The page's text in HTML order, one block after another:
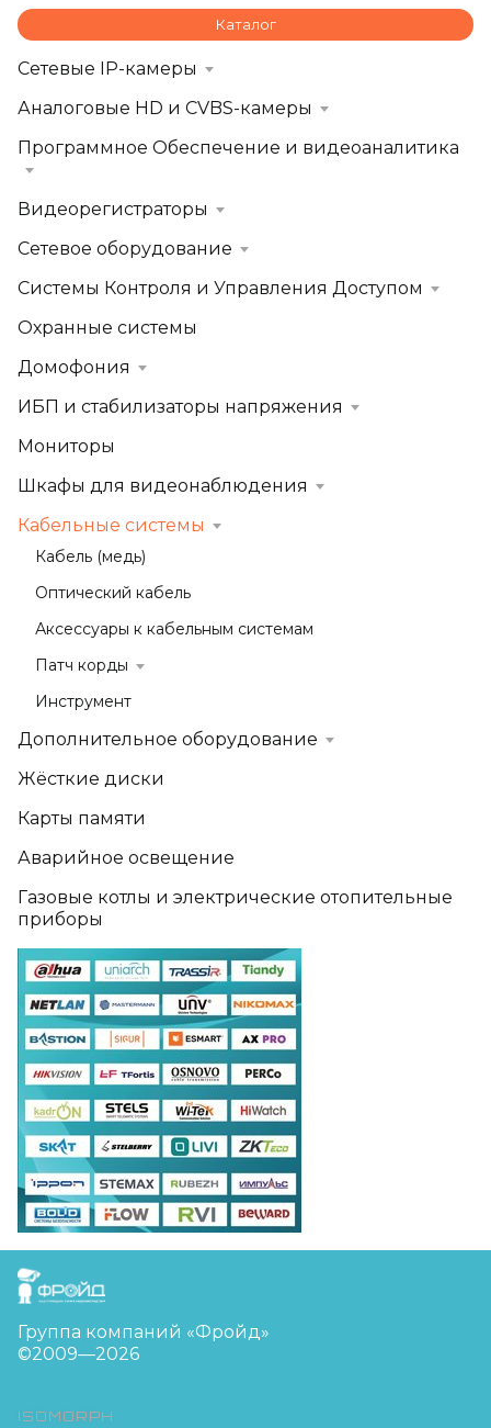
Каталог
Сетевые IP-камеры
Аналоговые HD и CVBS-камеры
Программное Обеспечение и видеоаналитика
Видеорегистраторы
Сетевое оборудование
Системы Контроля и Управления Доступом
Охранные системы
Домофония
ИБП и стабилизаторы напряжения
Мониторы
Шкафы для видеонаблюдения
Кабельные системы
Кабель (медь)
Оптический кабель
Аксессуары к кабельным системам
Патч корды
Инструмент
Дополнительное оборудование
Жёсткие диски
Карты памяти
Аварийное освещение
Газовые котлы и электрические отопительные
приборы
FreudGroup
Группа компаний «Фройд»
©2009—2026
ISOMORPH